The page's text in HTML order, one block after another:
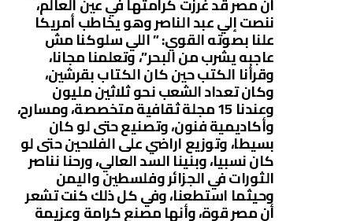
ننصت إلي عبد الناصر وهو يخاطب أمريكا
علنا بصوته القوي: ” اللي سلوكنا مش
عاجبه يشرب من البحر”، وتعلمنا مجانا،
وقرأنا الكتب حين كان الكتاب بقرشين،
وكان تعداد الشعب نحو ثلاثين مليون
وعندنا 15 مجلة ثقافية متخصصة، ومسارح،
وأكاديمية فنون، وتصنيع حتى لو كان
بسيطا، وتوزيع اراضي على الفلاحين حتى لو
كان نسبيا، وبنينا السد العالي، ورحنا نناصر
الثورات في الجزائر وفلسطين واليمن
وحيثما استطعنا، وفي كل ذلك كنت تشعر
أن مصر قوة، وأنها مصنع كرامة وعزيمة